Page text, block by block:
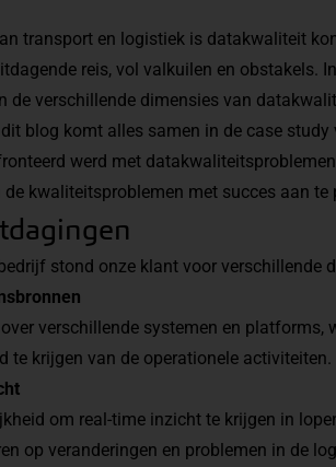
transport en logistiek is datakwaliteit
reis, vol valkuilen en obstakels.
de verschillende dimensies van
blog komt alles samen in de case study
werd met
kwaliteitsproblemen met succes aan te
stond onze klant voor verschillende
verschillende systemen en
te krijgen van de operationele activiteiten.
om real-time inzicht te krijgen in
op veranderingen en problemen in de